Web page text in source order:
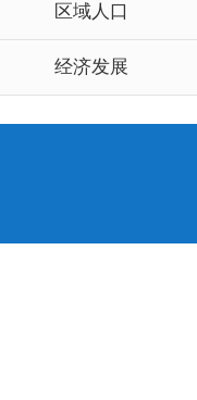
区域人口
经济发展